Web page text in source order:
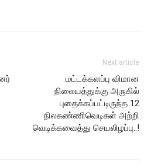
Next article
மட்டக்களப்பு விமான
நிலையத்துக்கு அருகில்
புதைக்கப்பட்டிருந்த 12
நிலகண்ணிவெடிகள் அற்றி
வெடிக்கவைத்து செயலிழப்பு..!